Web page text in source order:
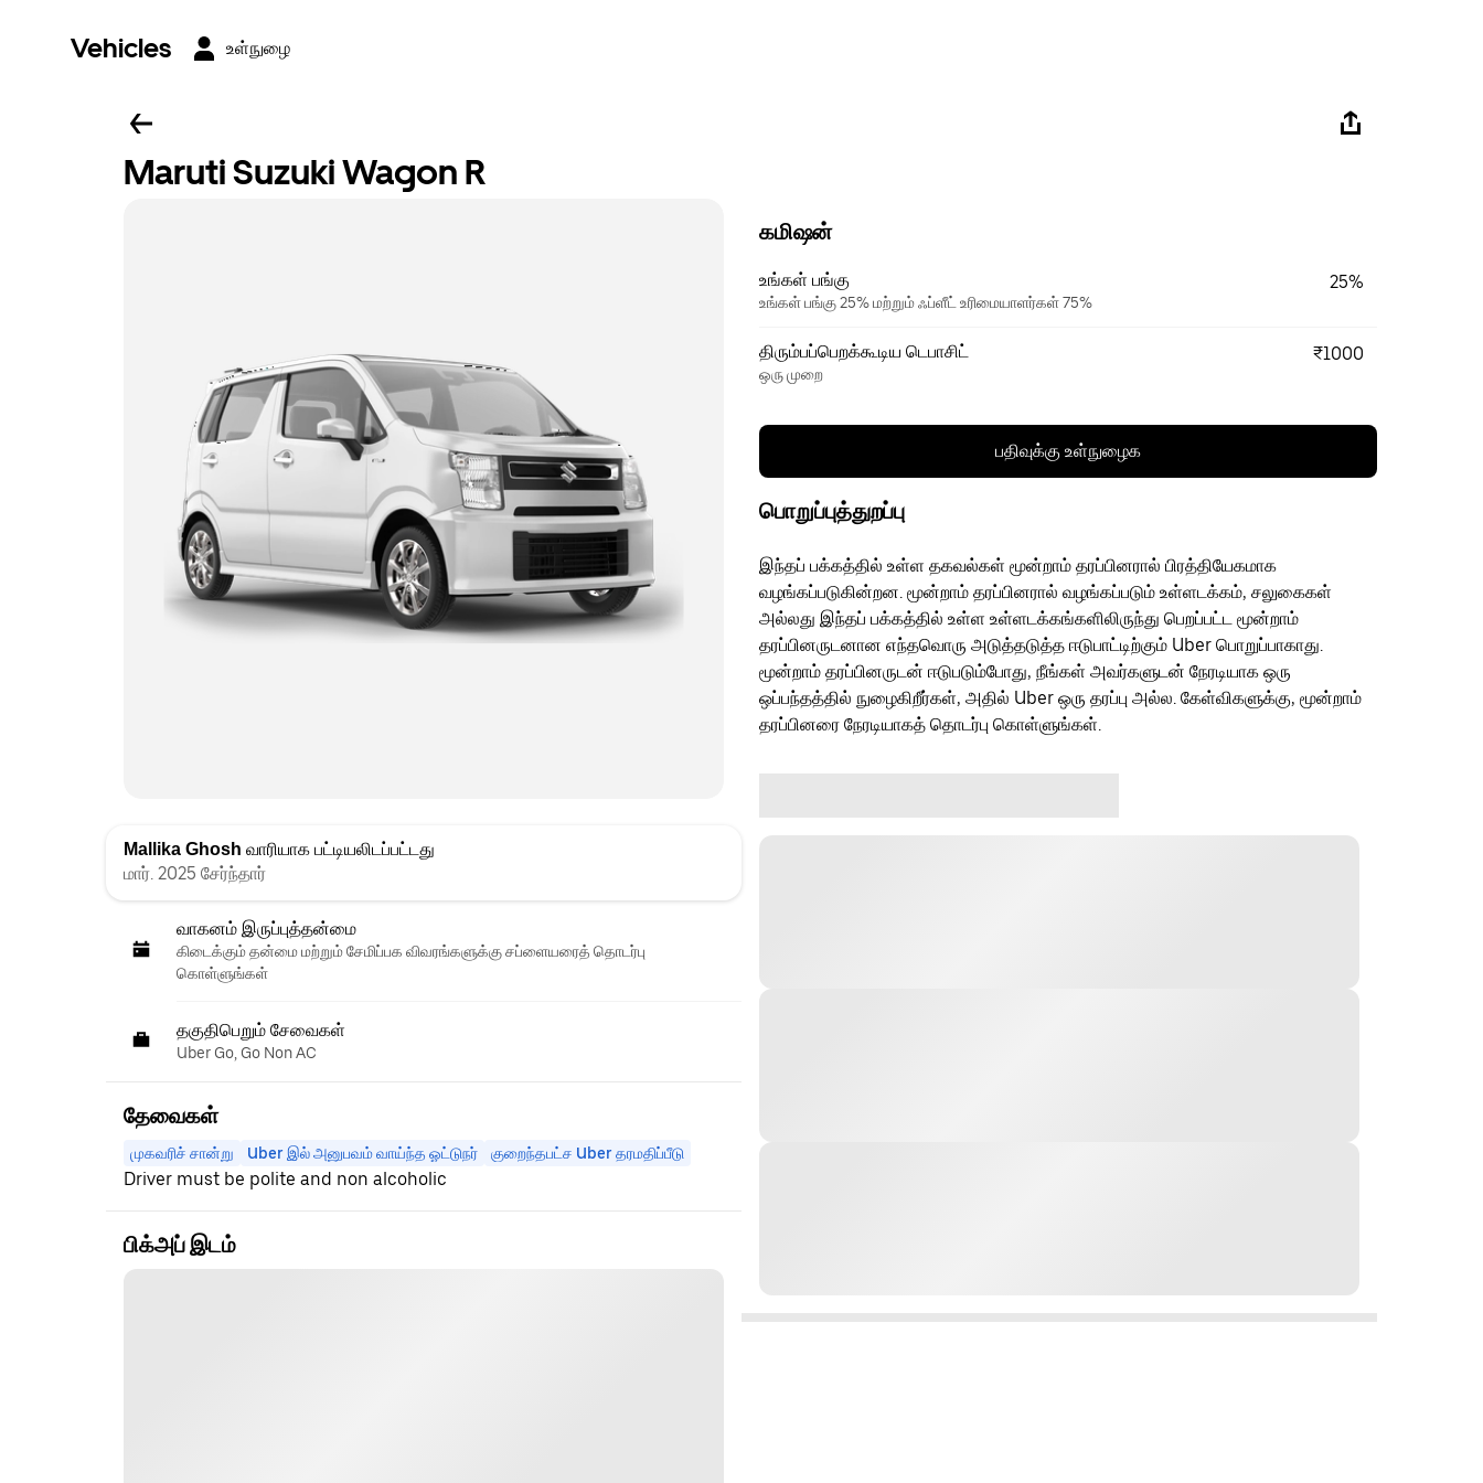
Vehicles உள்நுழை
Maruti Suzuki Wagon R
Mallika Ghosh வாரியாக பட்டியலிடப்பட்டது
மார். 2025 சேர்ந்தார்
வாகனம் இருப்புத்தன்மை
கிடைக்கும் தன்மை மற்றும் சேமிப்பக விவரங்களுக்கு சப்ளையரைத் தொடர்பு
கொள்ளுங்கள்
தகுதிபெறும் சேவைகள்
Uber Go, Go Non AC
தேவைகள்
முகவரிச் சான்று Uber இல் அனுபவம் வாய்ந்த ஓட்டுநர் குறைந்தபட்ச Uber தரமதிப்பீடு
Driver must be polite and non alcoholic
பிக்அப் இடம்
கமிஷன்
உங்கள் பங்கு
உங்கள் பங்கு 25% மற்றும் ஃப்ளீட் உரிமையாளர்கள் 75%
25%
திரும்பப்பெறக்கூடிய டெபாசிட்
ஒரு முறை
₹1000
பதிவுக்கு உள்நுழைக
பொறுப்புத்துறப்பு
இந்தப் பக்கத்தில் உள்ள தகவல்கள் மூன்றாம் தரப்பினரால் பிரத்தியேகமாக
வழங்கப்படுகின்றன. மூன்றாம் தரப்பினரால் வழங்கப்படும் உள்ளடக்கம், சலுகைகள்
அல்லது இந்தப் பக்கத்தில் உள்ள உள்ளடக்கங்களிலிருந்து பெறப்பட்ட மூன்றாம்
தரப்பினருடனான எந்தவொரு அடுத்தடுத்த ஈடுபாட்டிற்கும் Uber பொறுப்பாகாது.
மூன்றாம் தரப்பினருடன் ஈடுபடும்போது, நீங்கள் அவர்களுடன் நேரடியாக ஒரு
ஒப்பந்தத்தில் நுழைகிறீர்கள், அதில் Uber ஒரு தரப்பு அல்ல. கேள்விகளுக்கு, மூன்றாம்
தரப்பினரை நேரடியாகத் தொடர்பு கொள்ளுங்கள்.